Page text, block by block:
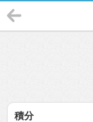
積分